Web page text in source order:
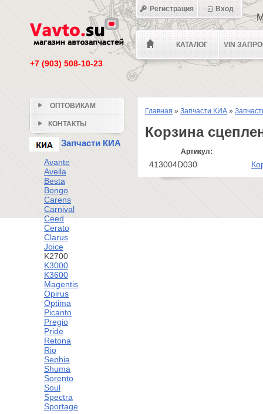
+7 (903) 508-10-23
КАТАЛОГ VIN
Регистрация Вход
Главная » Запчасти КИА »
Корзина
Артикул:
413004D030
ОПТОВИКАМ
КОНТАКТЫ
Запчасти КИА
Avante
Avella
Besta
Bongo
Carens
Carnival
Ceed
Cerato
Clarus
Joice
K2700
K3000
K3600
Magentis
Opirus
Optima
Picanto
Pregio
Pride
Retona
Rio
Sephia
Shuma
Sorento
Soul
Spectra
Sportage